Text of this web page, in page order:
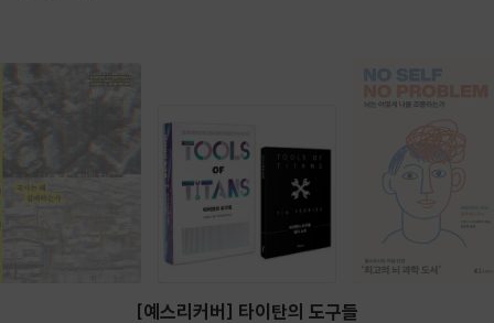
[예스리커버] 타이탄의 도구들